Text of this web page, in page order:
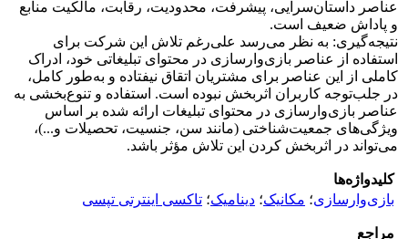
عناصر داستان‌سرایی، پیشرفت، محدودیت، رقابت، مالکیت منابع
و پاداش ضعیف است.
نتیجه‌گیری: به نظر می‌رسد علی‌رغم تلاش این شرکت برای
استفاده از عناصر بازی‌وارسازی در محتوای تبلیغاتی خود، ادراک
کاملی از این عناصر برای مشتریان اتقاق نیفتاده و به‌طور کامل،
در جلب‌توجه کاربران اثربخش نبوده است. استفاده و تنوع‌بخشی به
عناصر بازی‌وارسازی در محتوای تبلیغات ارائه شده بر اساس
ویژگی‌های جمعیت‌شناختی (مانند سن، جنسیت، تحصیلات و...)،
می‌تواند در اثربخش کردن این تلاش مؤثر باشد.
کلیدواژه‌ها
بازی‌وارسازی؛ مکانیک؛ دینامیک؛ تاکسی اینترتی تپسی
مراجع